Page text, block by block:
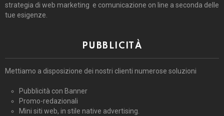
strategia di web marketing e comunicazione on line a seconda delle
tue esigenze.
PUBBLICITÀ
Mettiamo a disposizione dei nostri clienti numerose soluzioni
Pubblicità con Banner
Promo-redazionali
Mini siti web, in stile native advertising.